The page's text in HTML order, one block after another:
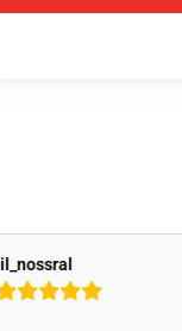
lil_nossral